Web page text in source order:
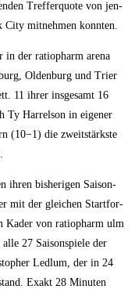
Tref­fer­quo­te von jen­
mit­neh­men konnten.
in der ratio­ph­arm are­na
Olden­burg und Trier
11 ihrer ins­ge­samt 16
Ty Har­rel­son in eige­ner
(10−1) die zweit­stärks­te
ihren bis­he­ri­gen Sai­son­
mit der glei­chen Start­for­
Kader von ratio­ph­arm ulm
27 Sai­son­spie­le der
Led­lum, der in 24
Exakt 28 Minu­ten